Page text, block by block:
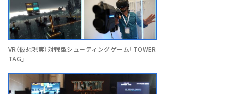
VR（仮想現実）対戦型シューティングゲーム「TOWER
TAG」